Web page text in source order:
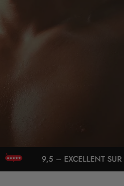
SUR PLUS DE 1100 AVIS